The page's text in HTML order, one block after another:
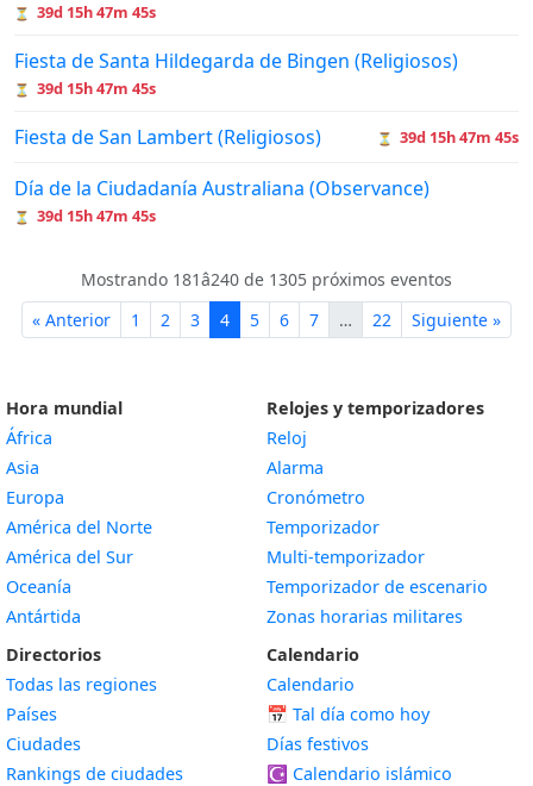
⏳ 39d 15h 47m 45s
Fiesta de Santa Hildegarda de Bingen (Religiosos)
⏳ 39d 15h 47m 45s
Fiesta de San Lambert (Religiosos) ⏳ 39d 15h 47m 45s
Día de la Ciudadanía Australiana (Observance)
⏳ 39d 15h 47m 45s
Mostrando 181â240 de 1305 próximos eventos
« Anterior
1 2 3 4 5 6 7 … 22 Siguiente »
Hora mundial
África
Asia
Europa
América del Norte
América del Sur
Oceanía
Antártida
Directorios
Todas las regiones
Países
Ciudades
Rankings de ciudades
Relojes y temporizadores
Reloj
Alarma
Cronómetro
Temporizador
Multi-temporizador
Temporizador de escenario
Zonas horarias militares
Calendario
Calendario
📅 Tal día como hoy
Días festivos
☪️ Calendario islámico